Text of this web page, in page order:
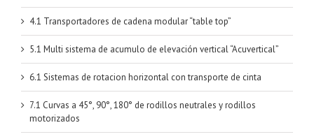
4.1 Transportadores de cadena modular “table top”
5.1 Multi sistema de acumulo de elevación vertical “Acuvertical”
6.1 Sistemas de rotacion horizontal con transporte de cinta
7.1 Curvas a 45°, 90°, 180° de rodillos neutrales y rodillos
motorizados